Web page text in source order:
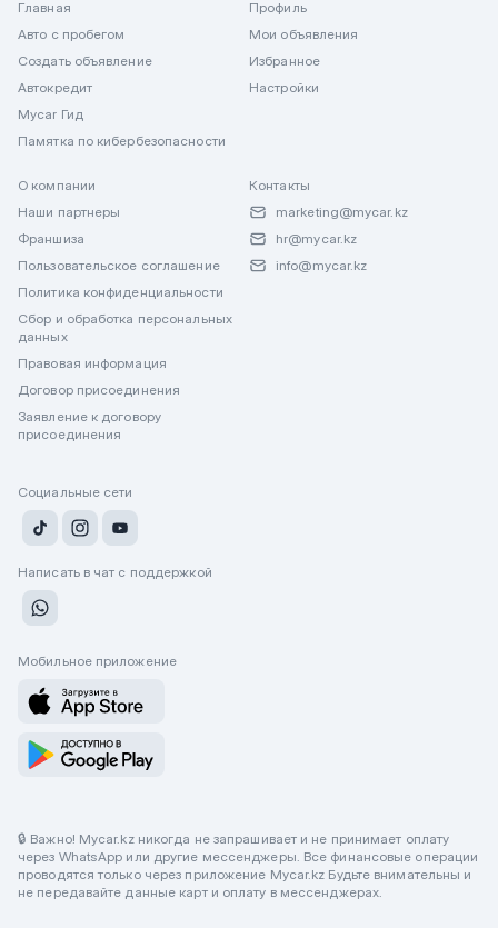
Главная
Авто с пробегом
Создать объявление
Автокредит
Mycar Гид
Памятка по кибербезопасности
Профиль
Мои объявления
Избранное
Настройки
О компании
Наши партнеры
Франшиза
Пользовательское соглашение
Политика конфиденциальности
Сбор и обработка персональных
данных
Правовая информация
Договор присоединения
Заявление к договору
присоединения
Контакты
marketing@mycar.kz
hr@mycar.kz
info@mycar.kz
Социальные сети
Написать в чат с поддержкой
Мобильное приложение
🔒 Важно! Mycar.kz никогда не запрашивает и не принимает оплату
через WhatsApp или другие мессенджеры. Все финансовые операции
проводятся только через приложение Mycar.kz Будьте внимательны и
не передавайте данные карт и оплату в мессенджерах.